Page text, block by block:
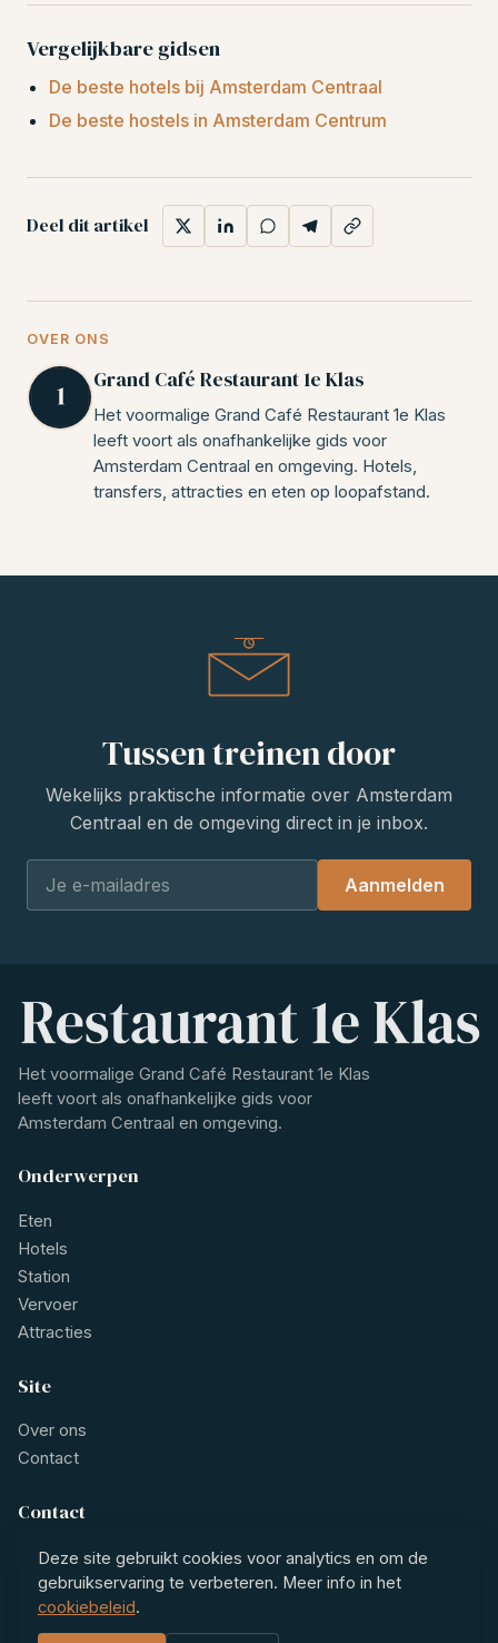
Vergelijkbare gidsen
De beste hotels bij Amsterdam Centraal
De beste hostels in Amsterdam Centrum
Deel dit artikel
OVER ONS
Grand Café Restaurant 1e Klas
Het voormalige Grand Café Restaurant 1e Klas
leeft voort als onafhankelijke gids voor
Amsterdam Centraal en omgeving. Hotels,
transfers, attracties en eten op loopafstand.
Tussen treinen door
Wekelijks praktische informatie over Amsterdam
Centraal en de omgeving direct in je inbox.
Aanmelden
Het voormalige Grand Café Restaurant 1e Klas
leeft voort als onafhankelijke gids voor
Amsterdam Centraal en omgeving.
Onderwerpen
Eten
Hotels
Station
Vervoer
Attracties
Site
Over ons
Contact
Contact
contact@restaurant1eklas.nl
© 2026 Grand Café Restaurant 1e Klas
Deze site gebruikt cookies voor analytics en om de
gebruikservaring te verbeteren. Meer info in het
cookiebeleid.